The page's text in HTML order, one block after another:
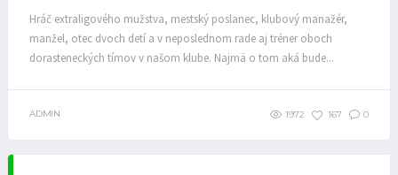
Hráč extraligového mužstva, mestský poslanec, klubový manažér,
manžel, otec dvoch detí a v neposlednom rade aj tréner oboch
dorasteneckých tímov v našom klube. Najmä o tom aká bude...
ADMIN 1972 167 0